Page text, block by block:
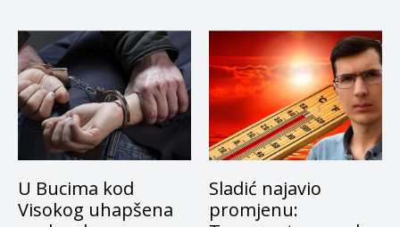
U Bucima kod
Visokog uhapšena
Sladić najavio
promjenu: